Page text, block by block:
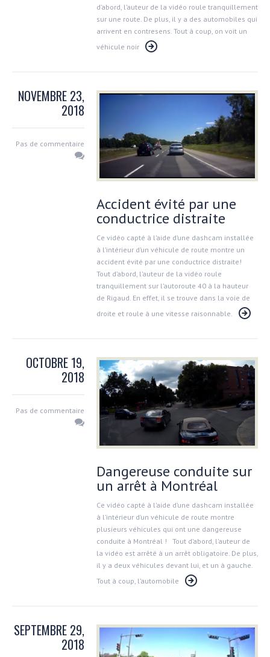
d’abord, l’auteur de la vidéo roule tranquillement
sur une route. De plus, il y a des automobiles qui
arrivent en contresens. Tout à coup, on voit un
véhicule noir
NOVEMBRE 23,
2018
Pas de commentaire
Accident évité par une
conductrice distraite
Ce vidéo capté à l’aide d’une dashcam installée
à l’intérieur d’un véhicule de route montre un
accident évité par une conductrice distraite!
Tout d’abord, l’auteur de la vidéo roule
tranquillement sur l’autoroute 40 à la hauteur
de Rigaud. En effet, il se trouve dans la voie de
droite et roule à une vitesse raisonnable.
OCTOBRE 19,
2018
Pas de commentaire
Dangereuse conduite sur
un arrêt à Montréal
Ce vidéo capté à l’aide d’une dashcam installée
à l’intérieur d’un véhicule de route montre
plusieurs véhicules qui ont une dangereuse
conduite à Montréal ! Tout d’abord, l’auteur de
la vidéo est arrêté à un arrêt obligatoire. De plus,
il y a deux véhicules devant lui, et un à gauche.
Tout à coup, l’automobile
SEPTEMBRE 29,
2018